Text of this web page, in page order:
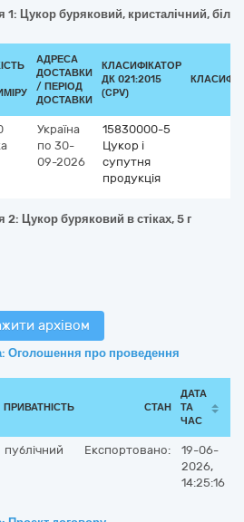
1: Цукор буряковий, кристалічний,
АДРЕСА
ДОСТАВКИ
/ ПЕРІОД
ДОСТАВКИ
КЛАСИФІКАТОР
ДК 021:2015
(CPV)
Україна
по 30-
09-2026
15830000-5
Цукор і
супутня
продукція
2: Цукор буряковий в стіках, 5 г
архівом
Оголошення про проведення
ПРИВАТНІСТЬ СТАН
ДАТА
ТА
ЧАС
публічний Експортовано:
19-06-
2026,
14:25:16